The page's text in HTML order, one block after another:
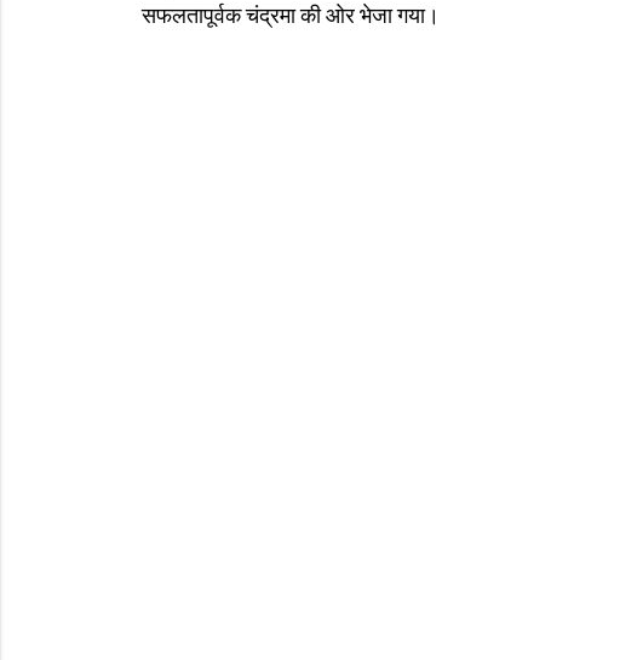
सफलतापूर्वक चंद्रमा की ओर भेजा गया।